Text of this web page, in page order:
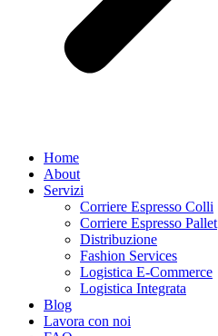
Home
About
Servizi
Corriere Espresso Colli
Corriere Espresso Pallet
Distribuzione
Fashion Services
Logistica E-Commerce
Logistica Integrata
Blog
Lavora con noi